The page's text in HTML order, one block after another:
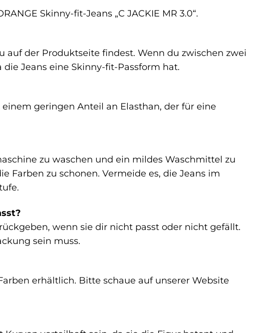
Skinny-fit-Jeans „C JACKIE MR 3.0“.
der Produktseite findest. Wenn du zwischen zwei
Jeans eine Skinny-fit-Passform hat.
geringen Anteil an Elasthan, der für eine
zu waschen und ein mildes Waschmittel zu
Farben zu schonen. Vermeide es, die Jeans im
wenn sie dir nicht passt oder nicht gefällt.
sein muss.
erhältlich. Bitte schaue auf unserer Website